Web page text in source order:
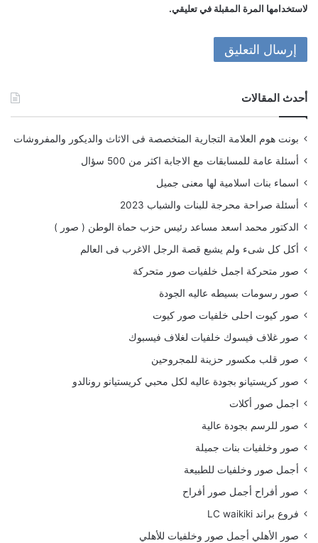
لاستخدامها المرة المقبلة في تعليقي.
أحدث المقالات
بونت هوم العلامة التجارية المتخصصة فى الاثاث والديكور والمفروشات
أسئلة عامة للمسابقات مع الاجابة اكثر من 500 سؤال
اسماء بنات اسلامية لها معنى جميل
أسئلة صراحة محرجة للبنات والشباب 2023
الدكتور محمد اسعد مساعد رئيس حزب حماة الوطن ( صور )
أكل كل شىء ولم يشبع قصة الرجل الاغرب فى العالم
صور متحركة اجمل خلفيات صور متحركة
صور رسومات بسيطه عاليه الجودة
صور كيوت احلى خلفيات صور كيوت
صور غلاف فيسوك خلفيات لغلاف فيسبوك
صور قلب مكسور حزينة للمجروحين
صور كريستيانو بجودة عاليه لكل محبي كريستيانو رونالدو
اجمل صور أكلات
صور للرسم بجودة عالية
صور وخلفيات بنات جميلة
أجمل صور وخلفيات للطبيعة
صور أفراح أجمل صور أفراح
فروع براند LC waikiki
صور الأهلي أجمل صور وخلفيات للأهلي